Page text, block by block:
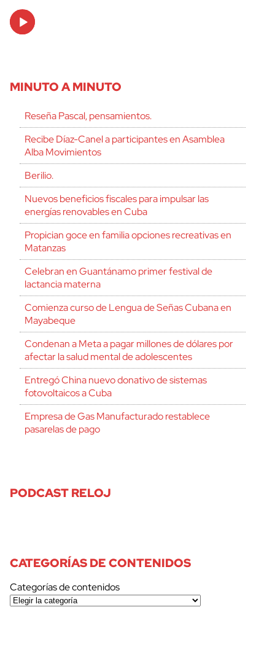
Audio
Player
MINUTO A MINUTO
Reseña Pascal, pensamientos.
Recibe Díaz-Canel a participantes en Asamblea
Alba Movimientos
Berilio.
Nuevos beneficios fiscales para impulsar las
energías renovables en Cuba
Propician goce en familia opciones recreativas en
Matanzas
Celebran en Guantánamo primer festival de
lactancia materna
Comienza curso de Lengua de Señas Cubana en
Mayabeque
Condenan a Meta a pagar millones de dólares por
afectar la salud mental de adolescentes
Entregó China nuevo donativo de sistemas
fotovoltaicos a Cuba
Empresa de Gas Manufacturado restablece
pasarelas de pago
PODCAST RELOJ
CATEGORÍAS DE CONTENIDOS
Categorías de contenidos